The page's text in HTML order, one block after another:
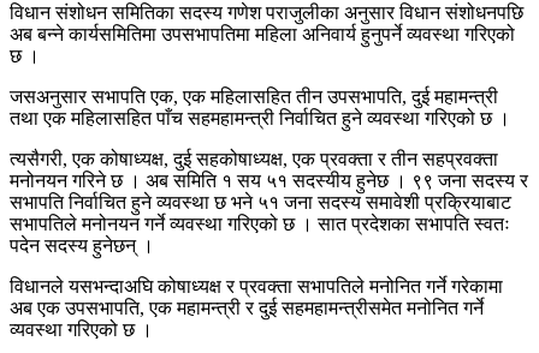
विधान संशोधन समितिका सदस्य गणेश पराजुलीका अनुसार विधान संशोधनपछि
अब बन्ने कार्यसमितिमा उपसभापतिमा महिला अनिवार्य हुनुपर्ने व्यवस्था गरिएको
छ ।
जसअनुसार सभापति एक, एक महिलासहित तीन उपसभापति, दुई महामन्त्री
तथा एक महिलासहित पाँच सहमहामन्त्री निर्वाचित हुने व्यवस्था गरिएको छ ।
त्यसैगरी, एक कोषाध्यक्ष, दुई सहकोषाध्यक्ष, एक प्रवक्ता र तीन सहप्रवक्ता
मनोनयन गरिने छ । अब समिति १ सय ५१ सदस्यीय हुनेछ । ९९ जना सदस्य र
सभापति निर्वाचित हुने व्यवस्था छ भने ५१ जना सदस्य समावेशी प्रक्रियाबाट
सभापतिले मनोनयन गर्ने व्यवस्था गरिएको छ । सात प्रदेशका सभापति स्वतः
पदेन सदस्य हुनेछन् ।
विधानले यसभन्दाअघि कोषाध्यक्ष र प्रवक्ता सभापतिले मनोनित गर्ने गरेकामा
अब एक उपसभापति, एक महामन्त्री र दुई सहमहामन्त्रीसमेत मनोनित गर्ने
व्यवस्था गरिएको छ ।